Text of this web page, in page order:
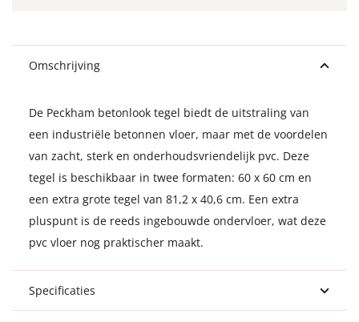
Omschrijving
De Peckham betonlook tegel biedt de uitstraling van
een industriële betonnen vloer, maar met de voordelen
van zacht, sterk en onderhoudsvriendelijk pvc. Deze
tegel is beschikbaar in twee formaten: 60 x 60 cm en
een extra grote tegel van 81,2 x 40,6 cm. Een extra
pluspunt is de reeds ingebouwde ondervloer, wat deze
pvc vloer nog praktischer maakt.
Specificaties